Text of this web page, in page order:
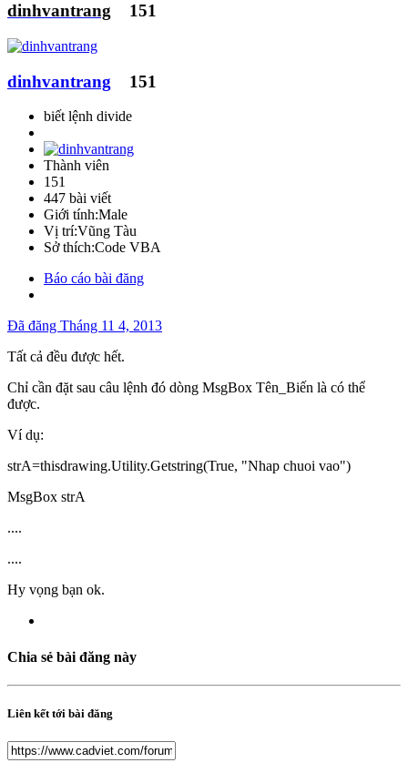
dinhvantrang 151
dinhvantrang 151
biết lệnh divide
Thành viên
151
447 bài viết
Giới tính:Male
Vị trí:Vũng Tàu
Sở thích:Code VBA
Báo cáo bài đăng
Đã đăng Tháng 11 4, 2013
Tất cả đều được hết.
Chỉ cần đặt sau câu lệnh đó dòng MsgBox Tên_Biến là có thể
được.
Ví dụ:
strA=thisdrawing.Utility.Getstring(True, "Nhap chuoi vao")
MsgBox strA
....
....
Hy vọng bạn ok.
Chia sẻ bài đăng này
Liên kết tới bài đăng